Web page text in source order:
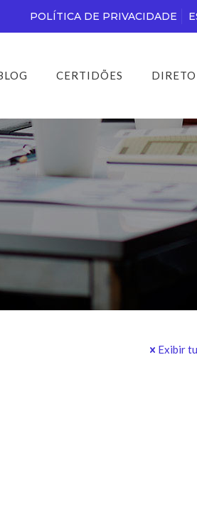
POLÍTICA DE PRIVACIDADE
CERTIDÕES
Exibir